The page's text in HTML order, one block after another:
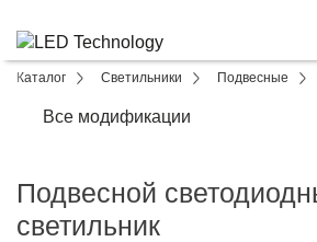
Каталог Светильники Подвесные
Все модификации
Подвесной
светильник